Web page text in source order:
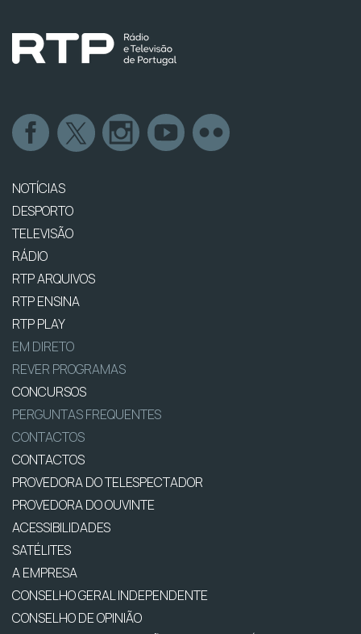
NOTÍCIAS
DESPORTO
TELEVISÃO
RÁDIO
RTP ARQUIVOS
RTP ENSINA
RTP PLAY
EM DIRETO
REVER PROGRAMAS
CONCURSOS
PERGUNTAS FREQUENTES
CONTACTOS
CONTACTOS
PROVEDORA DO TELESPECTADOR
PROVEDORA DO OUVINTE
ACESSIBILIDADES
SATÉLITES
A EMPRESA
CONSELHO GERAL INDEPENDENTE
CONSELHO DE OPINIÃO